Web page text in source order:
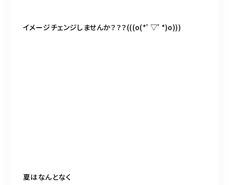
イメージチェンジしませんか？？？(((o(*ﾟ▽ﾟ *)o)))
夏はなんとなく